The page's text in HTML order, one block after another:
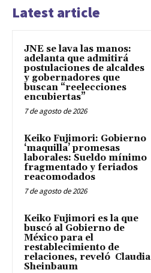
Latest article
JNE se lava las manos:
adelanta que admitirá
postulaciones de alcaldes
y gobernadores que
buscan “reelecciones
encubiertas”
7 de agosto de 2026
Keiko Fujimori: Gobierno
‘maquilla’ promesas
laborales: Sueldo mínimo
fragmentado y feriados
reacomodados
7 de agosto de 2026
Keiko Fujimori es la que
buscó al Gobierno de
México para el
restablecimiento de
relaciones, reveló Claudia
Sheinbaum